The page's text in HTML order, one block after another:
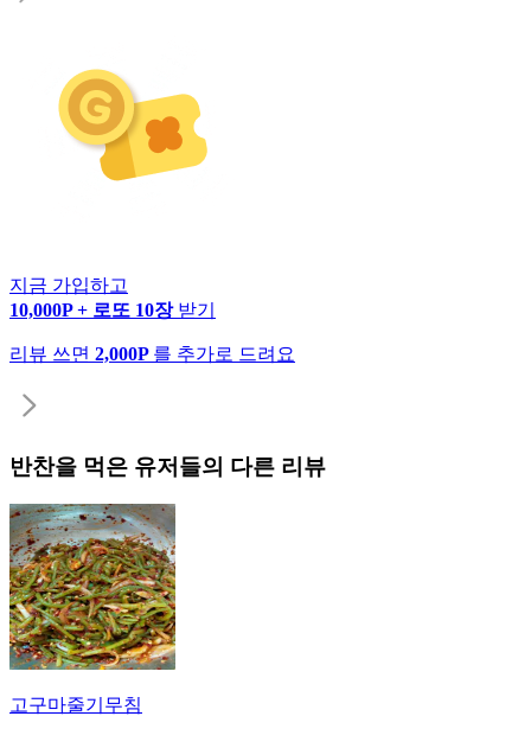
지금 가입하고
10,000P + 로또 10장 받기
리뷰 쓰면 2,000P 를 추가로 드려요
반찬을 먹은 유저들의 다른 리뷰
고구마줄기무침